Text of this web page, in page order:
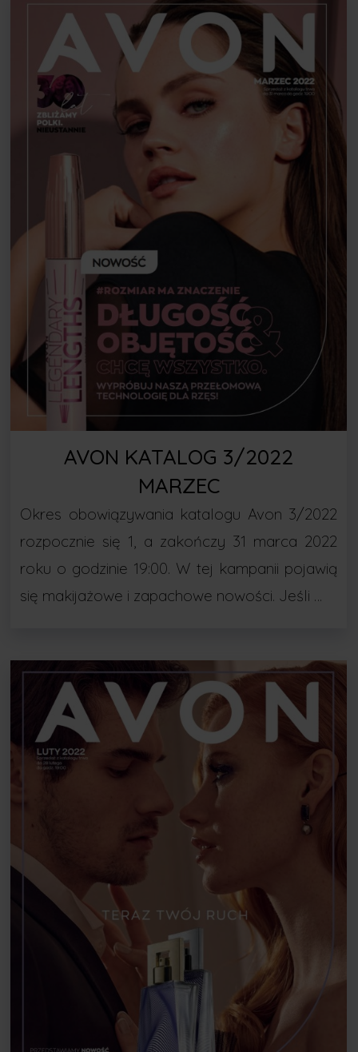
AVON KATALOG 3/2022
MARZEC
Okres obowiązywania katalogu Avon 3/2022
rozpocznie się 1, a zakończy 31 marca 2022
roku o godzinie 19:00. W tej kampanii pojawią
się makijażowe i zapachowe nowości. Jeśli …